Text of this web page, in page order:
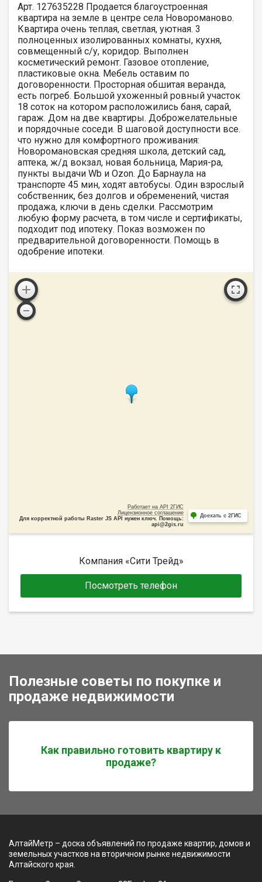
Арт. 127635228 Продается благоустроенная
квартира на земле в центре села Новороманово.
Квартира очень теплая, светлая, уютная. 3
полноценных изолированных комнаты, кухня,
совмещенный с/у, коридор. Выполнен
косметический ремонт. Газовое отопление,
пластиковые окна. Мебель оставим по
договоренности. Просторная обшитая веранда,
есть погреб. Большой ухоженный ровный участок
18 соток на котором расположились баня, сарай,
гараж. Дом на две квартиры. Доброжелательные
и порядочные соседи. В шаговой доступности все.
что нужно для комфортного проживания:
Новоромановская средняя школа, детский сад,
аптека, ж/д вокзал, новая больница, Мария-ра,
пункты выдачи Wb и Ozon. До Барнаула на
транспорте 45 мин, ходят автобусы. Один взрослый
собственник, без долгов и обременений, чистая
продажа, ключи в день сделки. Рассмотрим
любую форму расчета, в том числе и сертификаты,
подходит под ипотеку. Показ возможен по
предварительной договоренности. Помощь в
одобрение ипотеки.
Работает на API 2ГИС
Лицензионное соглашение
Для корректной работы Raster JS API нужен ключ. Помощь:
api@2gis.ru
Доехать с 2ГИС
Компания «Сити Трейд»
Посмотреть телефон
Полезные советы по покупке и
продаже недвижимости
Как правильно готовить квартиру к
продаже?
АлтайМетр – доска объявлений по продаже квартир, домов и
земельных участков на вторичном рынке недвижимости
Алтайского края.